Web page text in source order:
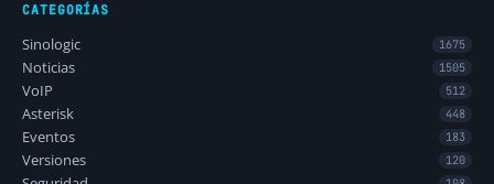
CATEGORÍAS
Sinologic 1675
Noticias 1505
VoIP 512
Asterisk 448
Eventos 183
Versiones 120